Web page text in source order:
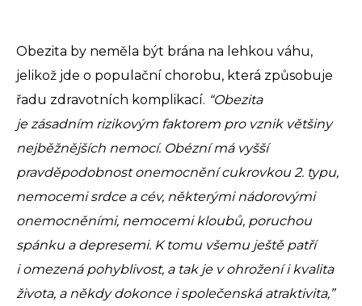
Obezita by neměla být brána na lehkou váhu,
jelikož jde o populační chorobu, která způsobuje
řadu zdravotních komplikací. “Obezita
je zásadním rizikovým faktorem pro vznik většiny
nejběžnějších nemocí. Obézní má vyšší
pravděpodobnost onemocnění cukrovkou 2. typu,
nemocemi srdce a cév, některými nádorovými
onemocněními, nemocemi kloubů, poruchou
spánku a depresemi. K tomu všemu ještě patří
i omezená pohyblivost, a tak je v ohrožení i kvalita
života, a někdy dokonce i společenská atraktivita,”